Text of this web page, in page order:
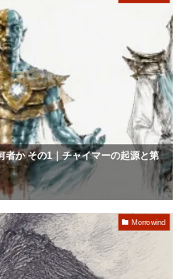
者か その1｜チャイマーの起源と第
Morrowind